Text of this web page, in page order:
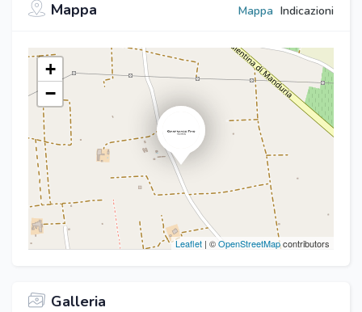
Mappa Mappa Indicazioni
+
−
Leaflet | ©OpenStreetMapcontributors
Galleria